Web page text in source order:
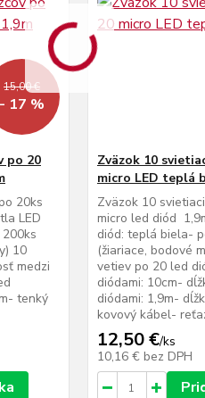
15,00 €
- 17 %
po 20
20ks
LED
10
medzi
tenký
Zväzok 10
micro LED teplá
Zväzok 10
micro led diód
diód: teplá biela-
(žiariace, bodové
vetiev po 20 led
diódami: 10cm-
diódami: 1,9m-
kovový kábel-
12,50 €/ks
10,16 € bez DPH